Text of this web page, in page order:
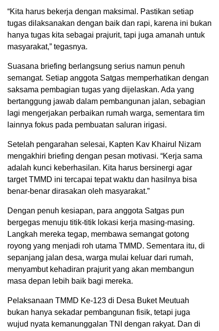
“Kita harus bekerja dengan maksimal. Pastikan setiap
tugas dilaksanakan dengan baik dan rapi, karena ini bukan
hanya tugas kita sebagai prajurit, tapi juga amanah untuk
masyarakat,” tegasnya.
Suasana briefing berlangsung serius namun penuh
semangat. Setiap anggota Satgas memperhatikan dengan
saksama pembagian tugas yang dijelaskan. Ada yang
bertanggung jawab dalam pembangunan jalan, sebagian
lagi mengerjakan perbaikan rumah warga, sementara tim
lainnya fokus pada pembuatan saluran irigasi.
Setelah pengarahan selesai, Kapten Kav Khairul Nizam
mengakhiri briefing dengan pesan motivasi. “Kerja sama
adalah kunci keberhasilan. Kita harus bersinergi agar
target TMMD ini tercapai tepat waktu dan hasilnya bisa
benar-benar dirasakan oleh masyarakat.”
Dengan penuh kesiapan, para anggota Satgas pun
bergegas menuju titik-titik lokasi kerja masing-masing.
Langkah mereka tegap, membawa semangat gotong
royong yang menjadi roh utama TMMD. Sementara itu, di
sepanjang jalan desa, warga mulai keluar dari rumah,
menyambut kehadiran prajurit yang akan membangun
masa depan lebih baik bagi mereka.
Pelaksanaan TMMD Ke-123 di Desa Buket Meutuah
bukan hanya sekadar pembangunan fisik, tetapi juga
wujud nyata kemanunggalan TNI dengan rakyat. Dan di